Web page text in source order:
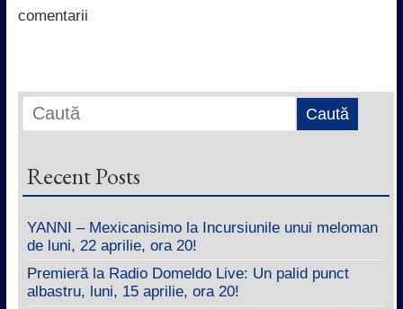
k
p
comentarii
Recent Posts
YANNI – Mexicanisimo la Incursiunile unui meloman
de luni, 22 aprilie, ora 20!
Premieră la Radio Domeldo Live: Un palid punct
albastru, luni, 15 aprilie, ora 20!